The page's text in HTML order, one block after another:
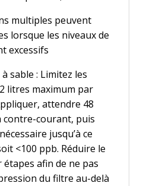
multiples peuvent
lorsque les niveaux de
excessifs
sable : Limitez les
litres maximum par
attendre 48
contre-courant, puis
jusqu’à ce
<100 ppb. Réduire le
afin de ne pas
du filtre au-delà